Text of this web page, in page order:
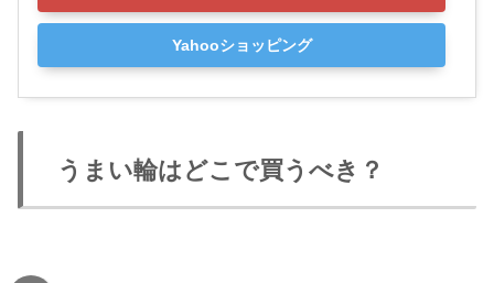
Yahooショッピング
うまい輪はどこで買うべき？